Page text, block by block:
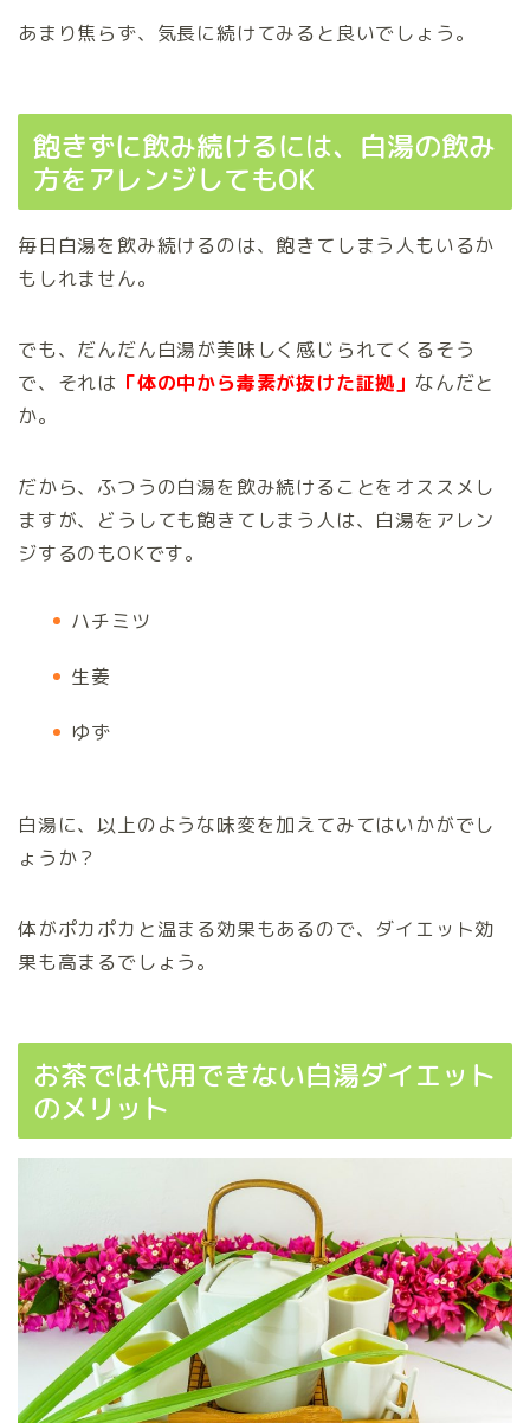
あまり焦らず、気長に続けてみると良いでしょう。
飽きずに飲み続けるには、白湯の飲み
方をアレンジしてもOK
毎日白湯を飲み続けるのは、飽きてしまう人もいるか
もしれません。
でも、だんだん白湯が美味しく感じられてくるそう
で、それは 「体の中から毒素が抜けた証拠」 なんだと
か。
だから、ふつうの白湯を飲み続けることをオススメし
ますが、どうしても飽きてしまう人は、白湯をアレン
ジするのもOKです。
ハチミツ
生姜
ゆず
白湯に、以上のような味変を加えてみてはいかがでし
ょうか？
体がポカポカと温まる効果もあるので、ダイエット効
果も高まるでしょう。
お茶では代用できない白湯ダイエット
のメリット